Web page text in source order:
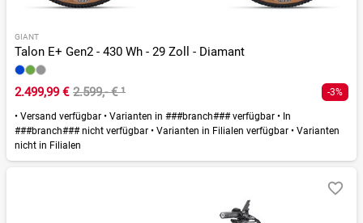
GIANT
Talon E+ Gen2 - 430 Wh - 29 Zoll - Diamant
2.499,99 € 2.599,- €¹ -3%
• Versand verfügbar • Varianten in ###branch### verfügbar • In
###branch### nicht verfügbar • Varianten in Filialen verfügbar • Varianten
nicht in Filialen